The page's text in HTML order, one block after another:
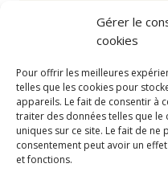
Gérer le
cookies
Pour offrir les meilleures
telles que les cookies pour
appareils. Le fait de consentir à
traiter des données telles que
uniques sur ce site. Le fait de
consentement peut avoir un
et fonctions.
FAIRE UN DON